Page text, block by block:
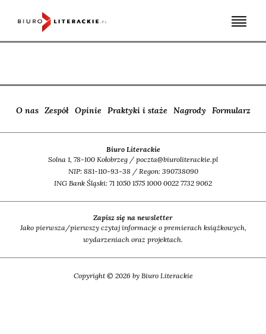
O nas Zespół Opinie Praktyki i staże Nagrody Formularz
Biuro Literackie
Solna 1, 78-100 Kołobrzeg / poczta@biuroliterackie.pl
NIP: 881-110-93-38 / Regon: 390738090
ING Bank Śląski: 71 1050 1575 1000 0022 7732 9062
Zapisz się na newsletter
Jako pierwsza/pierwszy czytaj informacje o premierach książkowych,
wydarzeniach oraz projektach.
Copyright © 2026 by Biuro Literackie